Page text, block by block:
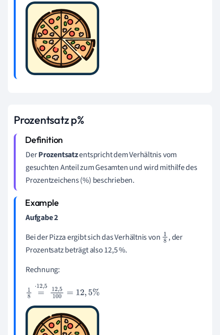
Prozentsatz p%
DerProzentsatzentspricht dem Verhältnis vom
gesuchten Anteil zum Gesamten und wird mithilfe des
Prozentzeichens (%) beschrieben.
Aufgabe 2
Bei der Pizza ergibt sich das Verhältnis von 1 , der
Prozentsatz beträgt also 12,5 %.
Rechnung:
18 ·12 512,5 100=12,5
%